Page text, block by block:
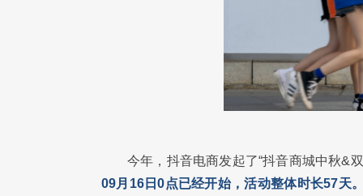
今年，抖音电商发起了“抖音商城中秋&
09月16日0点已经开始，活动整体时长57天